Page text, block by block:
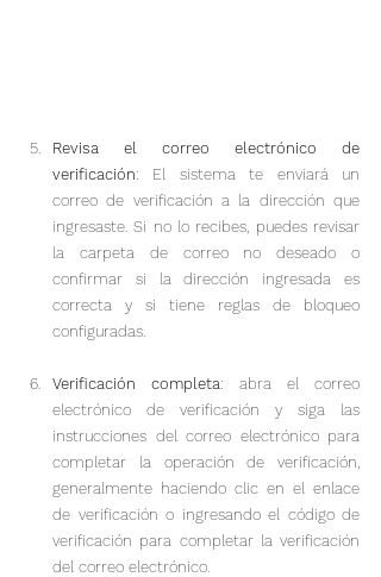
Revisa el correo electrónico de
verificación: El sistema te enviará un
correo de verificación a la dirección que
ingresaste. Si no lo recibes, puedes revisar
la carpeta de correo no deseado o
confirmar si la dirección ingresada es
correcta y si tiene reglas de bloqueo
configuradas.
Verificación completa: abra el correo
electrónico de verificación y siga las
instrucciones del correo electrónico para
completar la operación de verificación,
generalmente haciendo clic en el enlace
de verificación o ingresando el código de
verificación para completar la verificación
del correo electrónico.